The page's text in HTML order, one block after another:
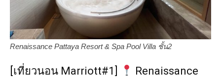
Renaissance Pattaya Resort & Spa Pool Villa ชั้น2
[เที่ยวนอน Marriott#1]
Renaissance